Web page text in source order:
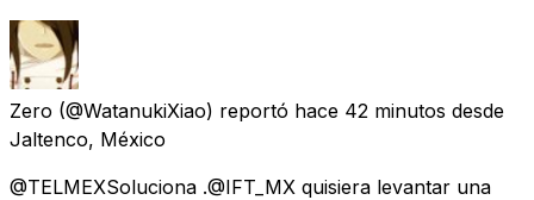
Zero (@WatanukiXiao) reportó hace 42 minutos desde
Jaltenco, México
@TELMEXSoluciona .@IFT_MX quisiera levantar una